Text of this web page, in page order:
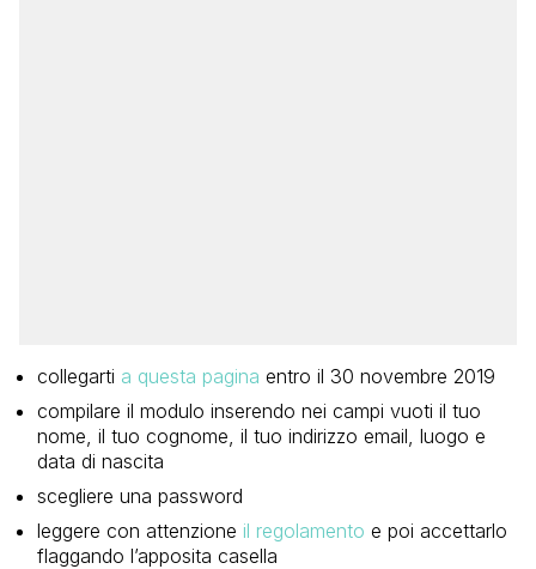
collegarti a questa pagina entro il 30 novembre 2019
compilare il modulo inserendo nei campi vuoti il tuo
nome, il tuo cognome, il tuo indirizzo email, luogo e
data di nascita
scegliere una password
leggere con attenzione il regolamento e poi accettarlo
flaggando l’apposita casella